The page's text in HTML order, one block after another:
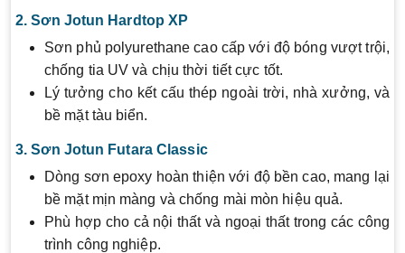
2. Sơn Jotun Hardtop XP
Sơn phủ polyurethane cao cấp với độ bóng vượt trội,
chống tia UV và chịu thời tiết cực tốt.
Lý tưởng cho kết cấu thép ngoài trời, nhà xưởng, và
bề mặt tàu biển.
3. Sơn Jotun Futara Classic
Dòng sơn epoxy hoàn thiện với độ bền cao, mang lại
bề mặt mịn màng và chống mài mòn hiệu quả.
Phù hợp cho cả nội thất và ngoại thất trong các công
trình công nghiệp.